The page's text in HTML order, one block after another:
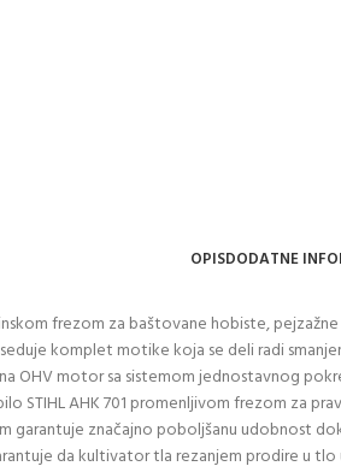
OPISDODATNE
frezom za baštovane hobiste,
komplet motike koja se deli radi
OHV motor sa sistemom jednostavnog
AHK 701 promenljivom frezom za
garantuje značajno poboljšanu udobnost
da kultivator tla rezanjem prodire u